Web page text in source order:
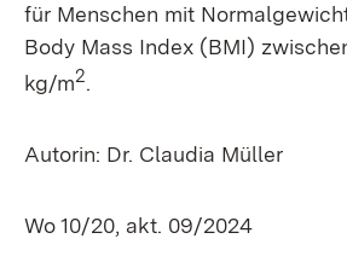
für Menschen mit
Body Mass Index (BMI)
kg/m2.
Autorin: Dr. Claudia Müller
Wo 10/20, akt. 09/2024